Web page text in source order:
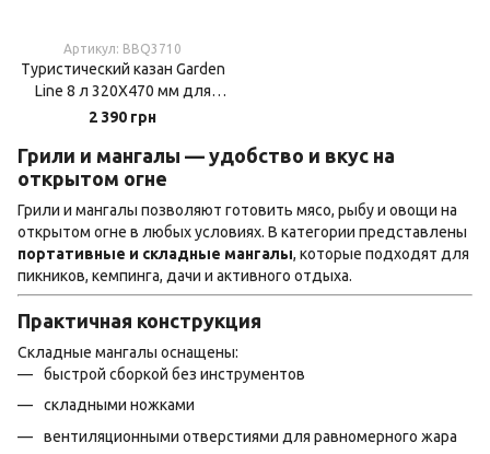
Артикул: BBQ3710
Туристический казан Garden
Line 8 л 320Х470 мм для
костра
2 390 грн
Грили и мангалы — удобство и вкус на
открытом огне
Грили и мангалы позволяют готовить мясо, рыбу и овощи на
открытом огне в любых условиях. В категории представлены
портативные и складные мангалы, которые подходят для
пикников, кемпинга, дачи и активного отдыха.
Практичная конструкция
Складные мангалы оснащены:
быстрой сборкой без инструментов
складными ножками
вентиляционными отверстиями для равномерного жара